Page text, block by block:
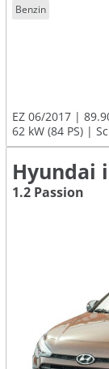
Benzin
EZ 06/2017
62 kW (84 PS)
Hyundai
1.2 Passion